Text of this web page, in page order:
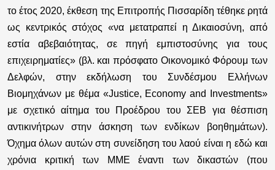
το έτος 2020, έκθεση της Επιτροπής Πισσαρίδη τέθηκε ρητά
ως κεντρικός στόχος «να μετατραπεί η Δικαιοσύνη, από
εστία αβεβαιότητας, σε πηγή εμπιστοσύνης για τους
επιχειρηματίες» (βλ. και πρόσφατο Οικονομικό Φόρουμ των
Δελφών, στην εκδήλωση του Συνδέσμου Ελλήνων
Βιομηχάνων με θέμα «Justice, Economy and Investments»
με σχετικό αίτημα του Προέδρου του ΣΕΒ για θέσπιση
αντικινήτρων στην άσκηση των ενδίκων βοηθημάτων).
Όχημα όλων αυτών στη συνείδηση του λαού είναι η εδώ και
χρόνια κριτική των ΜΜΕ έναντι των δικαστών (που